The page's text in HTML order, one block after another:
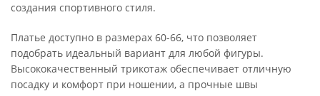
создания спортивного стиля.
Платье доступно в размерах 60-66, что позволяет
подобрать идеальный вариант для любой фигуры.
Высококачественный трикотаж обеспечивает отличную
посадку и комфорт при ношении, а прочные швы